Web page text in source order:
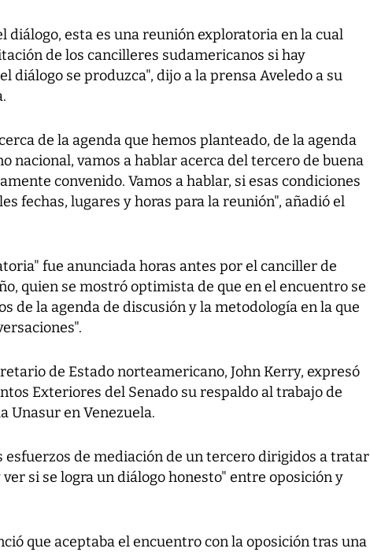
diálogo, esta es una reunión exploratoria en la cual
de los cancilleres sudamericanos si hay
diálogo se produzca", dijo a la prensa Aveledo a su
de la agenda que hemos planteado, de la agenda
nacional, vamos a hablar acerca del tercero de buena
convenido. Vamos a hablar, si esas condiciones
fechas, lugares y horas para la reunión", añadió el
fue anunciada horas antes por el canciller de
quien se mostró optimista de que en el encuentro se
de la agenda de discusión y la metodología en la que
de Estado norteamericano, John Kerry, expresó
Exteriores del Senado su respaldo al trabajo de
Unasur en Venezuela.
esfuerzos de mediación de un tercero dirigidos a tratar
si se logra un diálogo honesto" entre oposición y
que aceptaba el encuentro con la oposición tras una